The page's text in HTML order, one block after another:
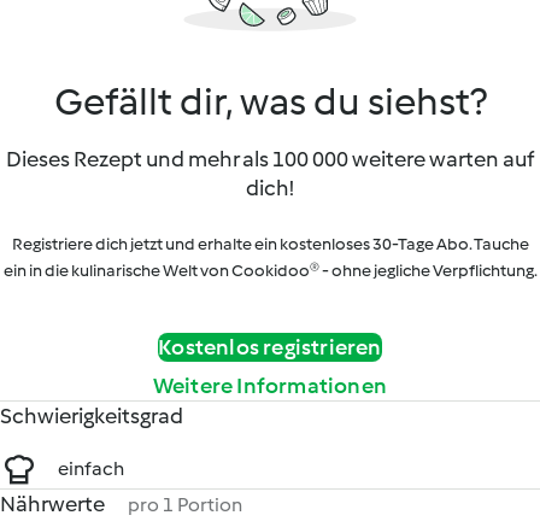
Gefällt dir, was du siehst?
Dieses Rezept und mehr als 100 000 weitere warten auf
dich!
Registriere dich jetzt und erhalte ein kostenloses 30-Tage Abo. Tauche
ein in die kulinarische Welt von Cookidoo® - ohne jegliche Verpflichtung.
Kostenlos registrieren
Weitere Informationen
Schwierigkeitsgrad
einfach
Nährwerte pro 1 Portion